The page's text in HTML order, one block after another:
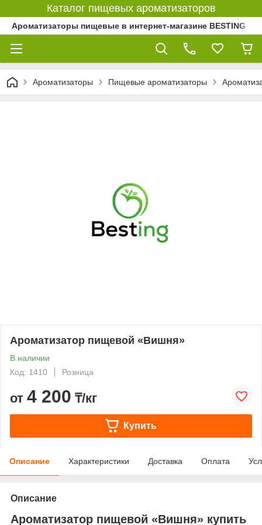
Каталог пищевых ароматизаторов
Ароматизаторы пищевые в интернет-магазине BESTING
Ароматизаторы Пищевые ароматизаторы
Ароматизатор пищевой «Вишня»
В наличии
Код: 1410
Розница
от 4 200 ₸/кг
Купить
Описание Характеристики Доставка Оплата
Описание
Ароматизатор пищевой «Вишня» купить